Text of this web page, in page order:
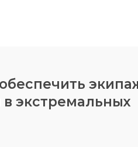
экстремальных